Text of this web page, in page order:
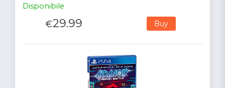
Disponibile
€29.99 Buy